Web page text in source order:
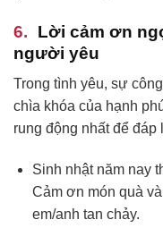
Lời cảm ơn
người yêu
Trong tình yêu, sự
chìa khóa của hạnh
rung động nhất để đáp
Sinh nhật năm nay
Cảm ơn món quà
em/anh tan chảy.